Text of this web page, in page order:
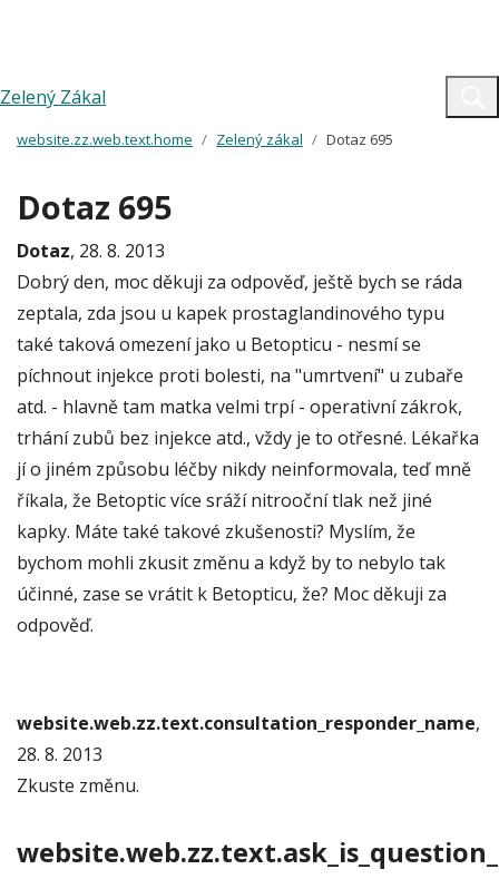
Zelený Zákal
website.zz.web.text.home Zelený zákal Dotaz 695
Dotaz 695
Dotaz, 28. 8. 2013
Dobrý den, moc děkuji za odpověď, ještě bych se ráda
zeptala, zda jsou u kapek prostaglandinového typu
také taková omezení jako u Betopticu - nesmí se
píchnout injekce proti bolesti, na "umrtvení" u zubaře
atd. - hlavně tam matka velmi trpí - operativní zákrok,
trhání zubů bez injekce atd., vždy je to otřesné. Lékařka
jí o jiném způsobu léčby nikdy neinformovala, teď mně
říkala, že Betoptic více sráží nitrooční tlak než jiné
kapky. Máte také takové zkušenosti? Myslím, že
bychom mohli zkusit změnu a když by to nebylo tak
účinné, zase se vrátit k Betopticu, že? Moc děkuji za
odpověď.
website.web.zz.text.consultation_responder_name,
28. 8. 2013
Zkuste změnu.